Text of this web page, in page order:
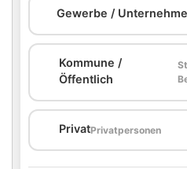
Gewerbe /
Kommune /
Öffentlich
PrivatPrivatpersonen